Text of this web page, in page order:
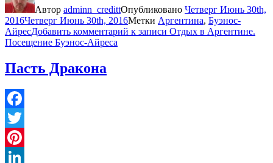
Автор adminn_credittОпубликовано Четверг Июнь 30th,
2016Четверг Июнь 30th, 2016Метки Аргентина, Буэнос-
АйресДобавить комментарий к записи Отдых в Аргентине.
Посещение Буэнос-Айреса
Пасть Дракона
Facebook
Twitter
Pinterest